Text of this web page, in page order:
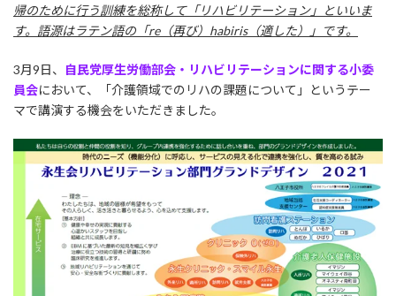
帰のために行う訓練を総称して「リハビリテーション」といいま
す。語源はラテン語の「re（再び）habiris（適した）」です。
3月9日、
自民党厚生労働部会・リハビリテーションに関する小委
員会において、「介護領域でのリハの課題について」というテー
マで講演する機会をいただきました。